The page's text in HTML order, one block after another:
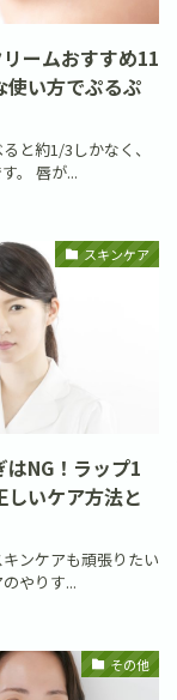
ームおすすめ11
い方でぷるぷ
と約1/3しかなく、
。 唇が...
スキンケア
NG！ラップ1
いケア方法と
ンケアも頑張りたい
やりす...
その他